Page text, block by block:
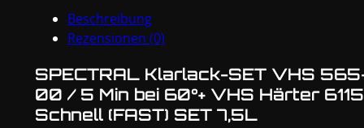
Min
60°
+
VHS
Beschreibung
Rezensionen (0)
SPECTRAL Klarlack-SET VHS
00 / 5 Min bei 60°+ VHS Härter 6115
Schnell (FAST) SET 7,5L